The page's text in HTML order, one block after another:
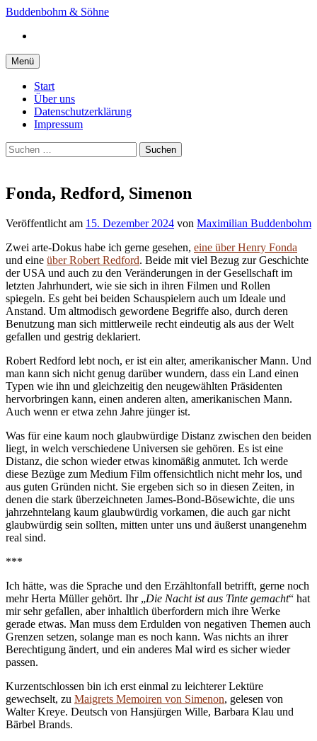
Springe
Inhalt
Buddenbohm & Söhne
Menü
Start
Über uns
Datenschutzerklärung
Impressum
Suchen
nach:
Fonda, Redford, Simenon
Veröffentlicht am 15. Dezember 2024 von Maximilian Buddenbohm
Zwei arte-Dokus habe ich gerne gesehen, eine über Henry Fonda
und eine über Robert Redford. Beide mit viel Bezug zur Geschichte
der USA und auch zu den Veränderungen in der Gesellschaft im
letzten Jahrhundert, wie sie sich in ihren Filmen und Rollen
spiegeln. Es geht bei beiden Schauspielern auch um Ideale und
Anstand. Um altmodisch gewordene Begriffe also, durch deren
Benutzung man sich mittlerweile recht eindeutig als aus der Welt
gefallen und gestrig deklariert.
Robert Redford lebt noch, er ist ein alter, amerikanischer Mann. Und
man kann sich nicht genug darüber wundern, dass ein Land einen
Typen wie ihn und gleichzeitig den neugewählten Präsidenten
hervorbringen kann, einen anderen alten, amerikanischen Mann.
Auch wenn er etwa zehn Jahre jünger ist.
Was für eine kaum noch glaubwürdige Distanz zwischen den beiden
liegt, in welch verschiedene Universen sie gehören. Es ist eine
Distanz, die schon wieder etwas kinomäßig anmutet. Ich werde
diese Bezüge zum Medium Film offensichtlich nicht mehr los, und
aus guten Gründen nicht. Sie ergeben sich so in diesen Zeiten, in
denen die stark überzeichneten James-Bond-Bösewichte, die uns
jahrzehntelang kaum glaubwürdig vorkamen, die auch gar nicht
glaubwürdig sein sollten, mitten unter uns und äußerst unangenehm
real sind.
***
Ich hätte, was die Sprache und den Erzähltonfall betrifft, gerne noch
mehr Herta Müller gehört. Ihr „Die Nacht ist aus Tinte gemacht“ hat
mir sehr gefallen, aber inhaltlich überfordern mich ihre Werke
gerade etwas. Man muss dem Erdulden von negativen Themen auch
Grenzen setzen, solange man es noch kann. Was nichts an ihrer
Berechtigung ändert, und ein anderes Mal wird es sicher wieder
passen.
Kurzentschlossen bin ich erst einmal zu leichterer Lektüre
gewechselt, zu Maigrets Memoiren von Simenon, gelesen von
Walter Kreye. Deutsch von Hansjürgen Wille, Barbara Klau und
Bärbel Brands.